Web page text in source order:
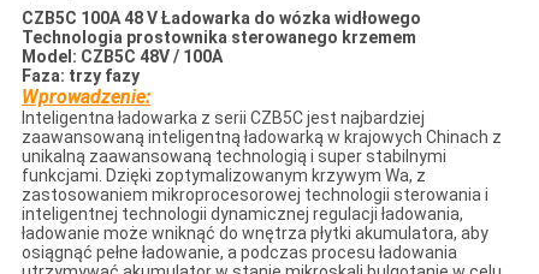
CZB5C 100A 48 V Ładowarka do wózka widłowego
Technologia prostownika sterowanego krzemem
Model: CZB5C 48V / 100A
Faza: trzy fazy
Wprowadzenie:
Inteligentna ładowarka z serii CZB5C jest najbardziej
zaawansowaną inteligentną ładowarką w krajowych Chinach z
unikalną zaawansowaną technologią i super stabilnymi
funkcjami. Dzięki zoptymalizowanym krzywym Wa, z
zastosowaniem mikroprocesorowej technologii sterowania i
inteligentnej technologii dynamicznej regulacji ładowania,
ładowanie może wniknąć do wnętrza płytki akumulatora, aby
osiągnąć pełne ładowanie, a podczas procesu ładowania